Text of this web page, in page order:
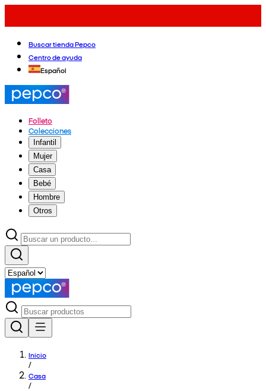
Buscar tienda Pepco
Centro de ayuda
Español
Folleto
Colecciones
Infantil
Mujer
Casa
Bebé
Hombre
Otros
Inicio
/
Casa
/